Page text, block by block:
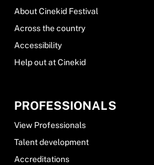
About Cinekid Festival
Across the country
Accessibility
Help out at Cinekid
PROFESSIONALS
View Professionals
Talent development
Accreditations